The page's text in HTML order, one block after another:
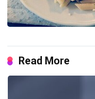
Read More